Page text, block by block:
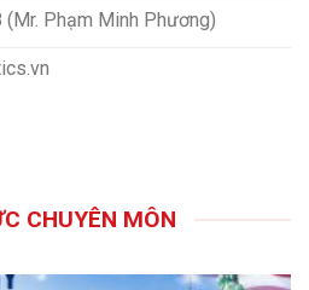
Phạm Minh Phương)
CHUYÊN MÔN